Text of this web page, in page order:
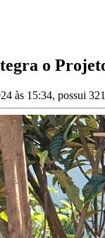
o
às 15:34, possui